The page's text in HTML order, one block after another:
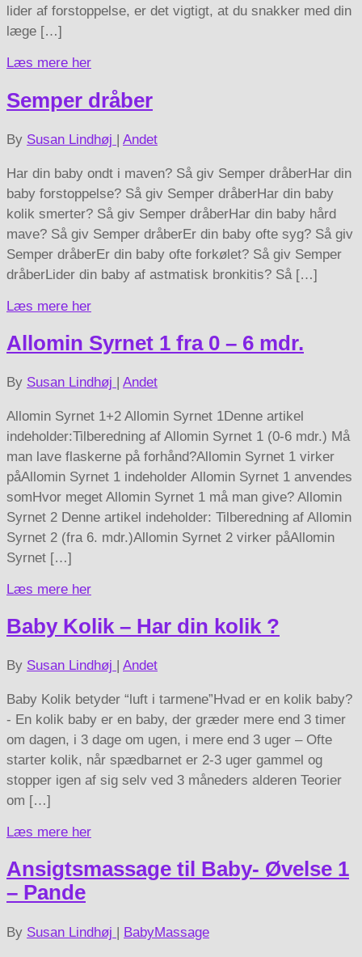
lider af forstoppelse, er det vigtigt, at du snakker med din
læge […]
Læs mere her
Semper dråber
By Susan Lindhøj | Andet
Har din baby ondt i maven? Så giv Semper dråberHar din
baby forstoppelse? Så giv Semper dråberHar din baby
kolik smerter? Så giv Semper dråberHar din baby hård
mave? Så giv Semper dråberEr din baby ofte syg? Så giv
Semper dråberEr din baby ofte forkølet? Så giv Semper
dråberLider din baby af astmatisk bronkitis? Så […]
Læs mere her
Allomin Syrnet 1 fra 0 – 6 mdr.
By Susan Lindhøj | Andet
Allomin Syrnet 1+2 Allomin Syrnet 1Denne artikel
indeholder:Tilberedning af Allomin Syrnet 1 (0-6 mdr.) Må
man lave flaskerne på forhånd?Allomin Syrnet 1 virker
påAllomin Syrnet 1 indeholder Allomin Syrnet 1 anvendes
somHvor meget Allomin Syrnet 1 må man give? Allomin
Syrnet 2 Denne artikel indeholder: Tilberedning af Allomin
Syrnet 2 (fra 6. mdr.)Allomin Syrnet 2 virker påAllomin
Syrnet […]
Læs mere her
Baby Kolik – Har din kolik ?
By Susan Lindhøj Andet
Baby Kolik betyder “luft i tarmene”Hvad er en kolik baby?
- En kolik baby er en baby, der græder mere end 3 timer
om dagen, i 3 dage om ugen, i mere end 3 uger – Ofte
starter kolik, når spædbarnet er 2-3 uger gammel og
stopper igen af sig selv ved 3 måneders alderen Teorier
om […]
Læs mere her
Ansigtsmassage til Baby- Øvelse 1
– Pande
By Susan Lindhøj | BabyMassage